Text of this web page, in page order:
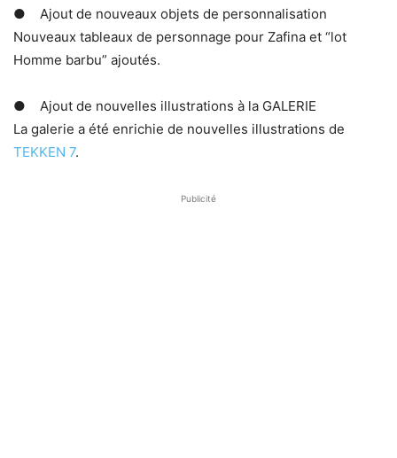
● Ajout de nouveaux objets de personnalisation
Nouveaux tableaux de personnage pour Zafina et “lot
Homme barbu” ajoutés.
● Ajout de nouvelles illustrations à la GALERIE
La galerie a été enrichie de nouvelles illustrations de
TEKKEN 7.
Publicité